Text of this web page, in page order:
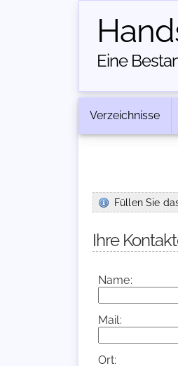
Eine
Verzeichnisse
Füllen Sie
Ihre
Name:
Mail:
Ort: